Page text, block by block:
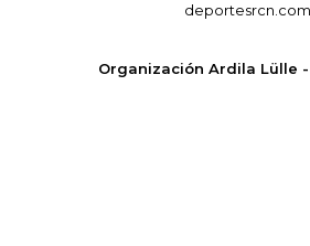
deportesrcn.com
Organización Ardila Lülle